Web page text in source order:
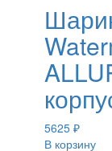
5625 ₽
В корзину